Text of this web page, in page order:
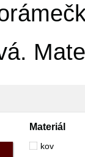
Materiál
kov